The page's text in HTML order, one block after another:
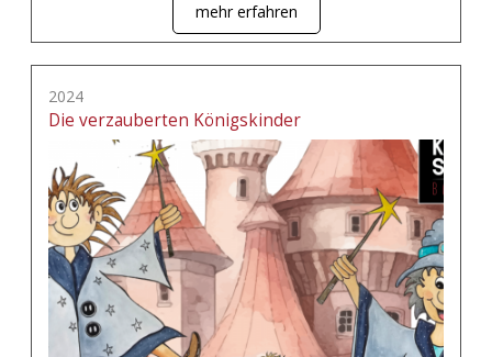
mehr erfahren
2024
Die verzauberten Königskinder